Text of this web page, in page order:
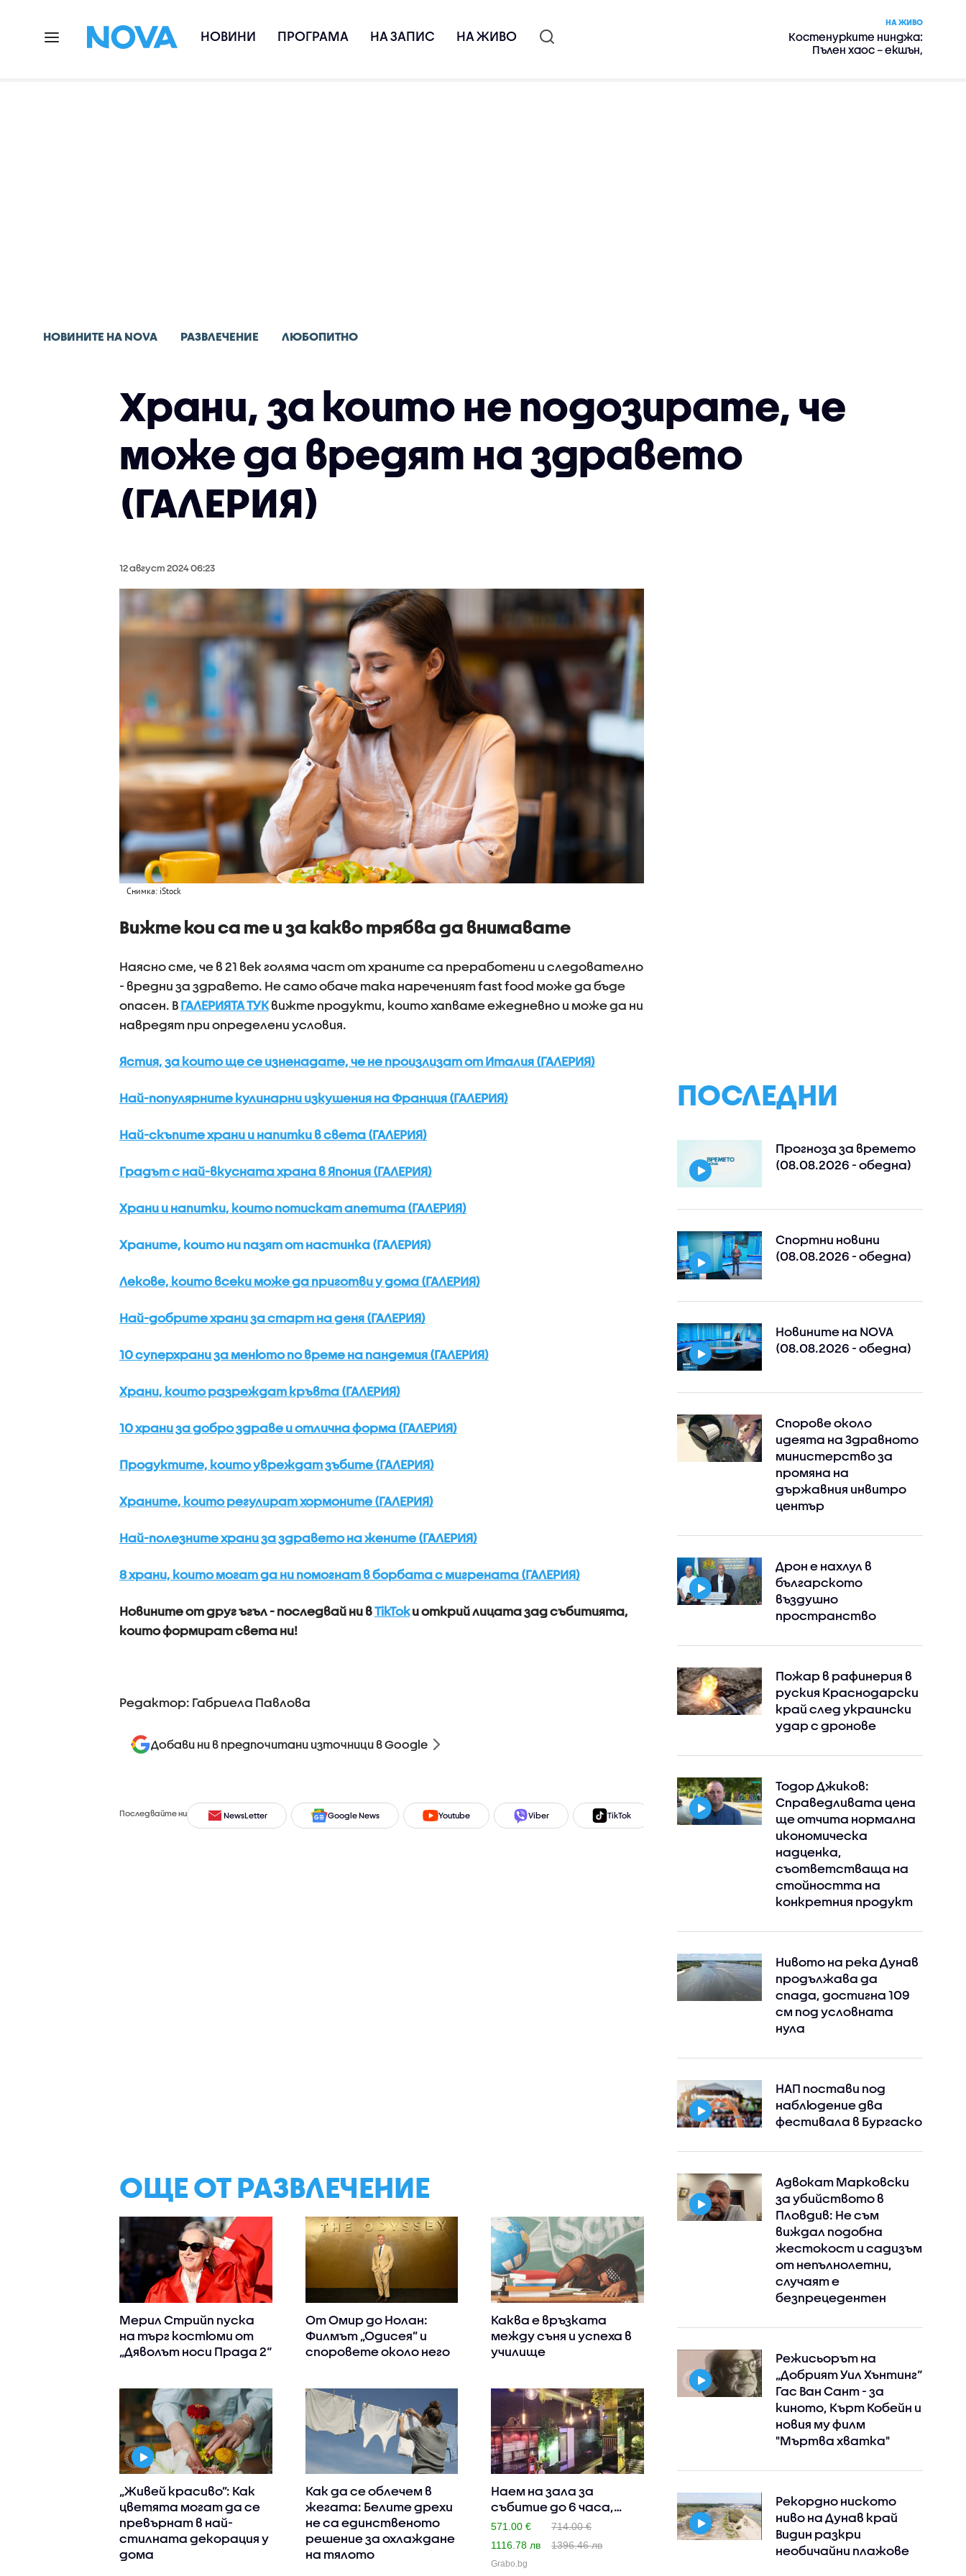
НОВИНИ ПРОГРАМА НА ЗАПИС НА ЖИВО
НА ЖИВО
Костенурките нинджа:
Пълен хаос – екшън,
НОВИНИТЕ НА NOVA РАЗВЛЕЧЕНИЕ ЛЮБОПИТНО
Храни, за които не подозирате, че
може да вредят на здравето
(ГАЛЕРИЯ)
12 август 2024 06:23
Снимка: iStock
Вижте кои са те и за какво трябва да внимавате
Наясно сме, че в 21 век голяма част от храните са преработени и следователно
- вредни за здравето. Не само обаче така нареченият fast food може да бъде
опасен. В ГАЛЕРИЯТА ТУКвижте продукти, които хапваме ежедневно и може да ни
навредят при определени условия.
Ястия, за които ще се изненадате, че не произлизат от Италия (ГАЛЕРИЯ)
Най-популярните кулинарни изкушения на Франция (ГАЛЕРИЯ)
Най-скъпите храни и напитки в света (ГАЛЕРИЯ)
Градът с най-вкусната храна в Япония (ГАЛЕРИЯ)
Храни и напитки, които потискат апетита (ГАЛЕРИЯ)
Храните, които ни пазят от настинка (ГАЛЕРИЯ)
Лекове, които всеки може да приготви у дома (ГАЛЕРИЯ)
Най-добрите храни за старт на деня (ГАЛЕРИЯ)
10 суперхрани за менюто по време на пандемия (ГАЛЕРИЯ)
Храни, които разреждат кръвта (ГАЛЕРИЯ)
10 храни за добро здраве и отлична форма (ГАЛЕРИЯ)
Продуктите, които увреждат зъбите (ГАЛЕРИЯ)
Храните, които регулират хормоните (ГАЛЕРИЯ)
Най-полезните храни за здравето на жените (ГАЛЕРИЯ)
8 храни, които могат да ни помогнат в борбата с мигрената (ГАЛЕРИЯ)
Новините от друг ъгъл - последвай ни вTikTokи открий лицата зад събитията,
които формират света ни!
Редактор: Габриела Павлова
Добави ни в предпочитани източници в Google
Последвайте ни NewsLetter Google News Youtube Viber TikTok Instagram Facebook
ОЩЕ ОТ РАЗВЛЕЧЕНИЕ
Мерил Стрийп пуска
на търг костюми от
„Дяволът носи Прада 2“
От Омир до Нолан:
Филмът „Одисея” и
споровете около него
Каква е връзката
между съня и успеха в
училище
„Живей красиво”: Как
цветята могат да се
превърнат в най-
стилната декорация у
дома
Как да се облечем в
жегата: Белите дрехи
не са единственото
решение за охлаждане
на тялото
Наем на зала за
събитие до 6 часа,
плюс барм..
571.00 €
714.00 €
1116.78 лв
1396.46 лв
Grabo.bg
ПОСЛЕДНИ
Прогноза за времето
(08.08.2026 - обедна)
Спортни новини
(08.08.2026 - обедна)
Новините на NOVA
(08.08.2026 - обедна)
Спорове около
идеята на Здравното
министерство за
промяна на
държавния инвитро
център
Дрон е нахлул в
българското
въздушно
пространство
Пожар в рафинерия в
руския Краснодарски
край след украински
удар с дронове
Тодор Джиков:
Справедливата цена
ще отчита нормална
икономическа
надценка,
съответстваща на
стойността на
конкретния продукт
Нивото на река Дунав
продължава да
спада, достигна 109
см под условната
нула
НАП постави под
наблюдение два
фестивала в Бургаско
Адвокат Марковски
за убийството в
Пловдив: Не съм
виждал подобна
жестокост и садизъм
от непълнолетни,
случаят е
безпрецедентен
Режисьорът на
„Добрият Уил Хънтинг“
Гас Ван Сант - за
киното, Кърт Кобейн и
новия му филм
"Мъртва хватка"
Рекордно ниското
ниво на Дунав край
Видин разкри
необичайни плажове